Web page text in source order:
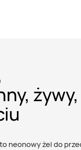
żywy,
neonowy żel do